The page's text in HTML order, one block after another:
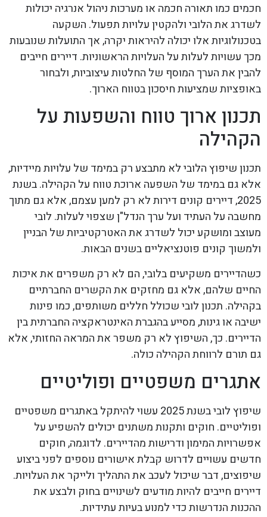
חכמים כמו תאורה חכמה או מערכות ניהול אנרגיה יכולות
לשדרג את הלובי ולהקטין עלויות תפעול. השקעה
בטכנולוגיות אלו יכולה להיראות יקרה, אך התועלות שנובעות
מכך עשויות לעלות על העלויות הראשוניות. דיירים חייבים
להבין את הערך המוסף של החלטות עיצוביות, ולבחור
באופציות שמציעות חיסכון בטווח הארוך.
תכנון ארוך טווח והשפעות על
הקהילה
תכנון שיפוץ הלובי לא מתבצע רק במימד של עלויות מיידיות,
אלא גם במימד של השפעה ארוכת טווח על הקהילה. בשנת
2025, דיירים קונים דירות לא רק למען עצמם, אלא גם מתוך
מחשבה על העתיד ועל ערך הנדל"ן שצפוי לעלות. לובי
מעוצב ומושקע יכול לשדרג את האטרקטיביות של הבניין
ולמשוך קונים פוטנציאליים בשנים הבאות.
כשהדיירים משקיעים בלובי, הם לא רק משפרים את איכות
החיים שלהם, אלא גם מחזקים את הקשרים החברתיים
בקהילה. תכנון לובי שכולל חללים משותפים, כמו פינות
ישיבה או גינות, מסייע בהגברת האינטראקציה החברתית בין
הדיירים. כך, השיפוץ לא רק משפר את המראה החזותי, אלא
גם תורם לרווחת הקהילה כולה.
אתגרים משפטיים ופוליטיים
שיפוץ לובי בשנת 2025 עשוי להיתקל באתגרים משפטיים
ופוליטיים. חוקים ותקנות משתנים יכולים להשפיע על
אפשרויות המימון ודרישות מהדיירים. לדוגמה, חוקים
חדשים עשויים לדרוש קבלת אישורים נוספים לפני ביצוע
שיפוצים, דבר שיכול לעכב את התהליך ולייקר את העלויות.
דיירים חייבים להיות מודעים לשינויים בחוק ולבצע את
ההכנות הנדרשות כדי למנוע בעיות עתידיות.